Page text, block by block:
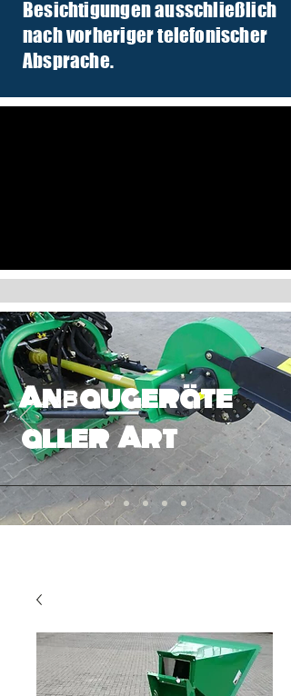
Besichtigungen ausschließlich
nach vorheriger telefonischer
Absprache.
Anbaugeräte
aller Art